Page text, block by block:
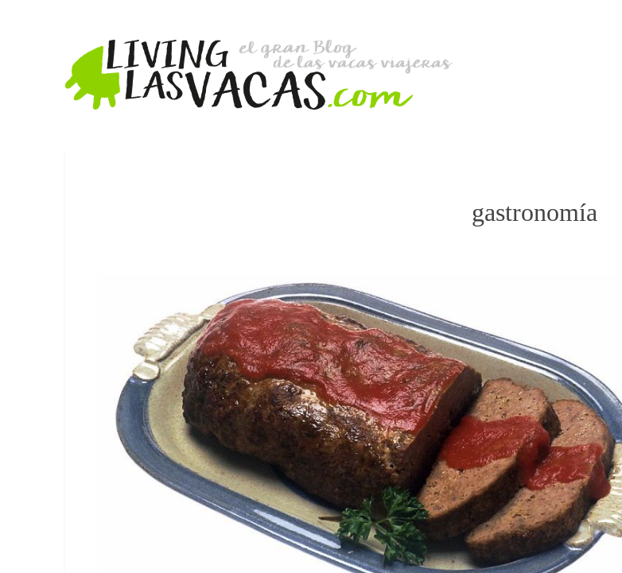
gastronomía